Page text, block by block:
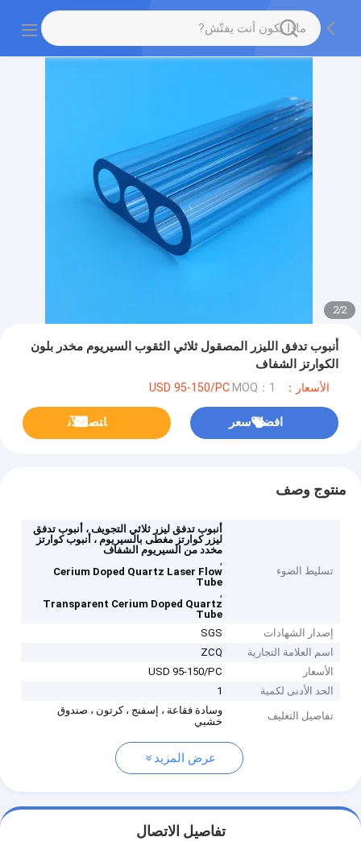
2
/
2
أنبوب تدفق الليزر المصقول ثلاثي الثقوب السيريوم مخدر بلون
الكوارتز الشفاف
الأسعار：USD 95-150/PC MOQ：1
افضل سعر ﺎﺘﺼﻟ ﺍﻶﻧ
منتوج وصف
تسليط الضوء
أنبوب تدفق ليزر ثلاثي التجويف ، أنبوب تدفق
ليزر كوارتز مغطى بالسيريوم ، أنبوب كوارتز
مخدد من السيريوم الشفاف
,
Cerium Doped Quartz Laser Flow
Tube
,
Transparent Cerium Doped Quartz
Tube
إصدار الشهادات
SGS
اسم العلامة التجارية
ZCQ
الأسعار
USD 95-150/PC
الحد الأدنى لكمية
1
تفاصيل التغليف
وسادة فقاعة ، إسفنج ، كرتون ، صندوق
خشبي
عرض المزيد
تفاصيل الاتصال